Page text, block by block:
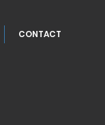
CONTACT